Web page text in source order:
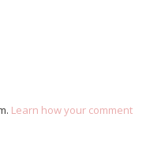
Learn how your comment